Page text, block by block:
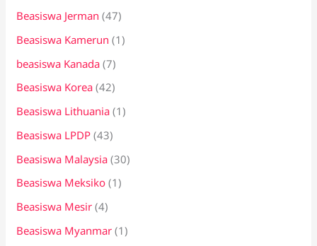
Beasiswa Jerman (47)
Beasiswa Kamerun (1)
beasiswa Kanada (7)
Beasiswa Korea (42)
Beasiswa Lithuania (1)
Beasiswa LPDP (43)
Beasiswa Malaysia (30)
Beasiswa Meksiko (1)
Beasiswa Mesir (4)
Beasiswa Myanmar (1)